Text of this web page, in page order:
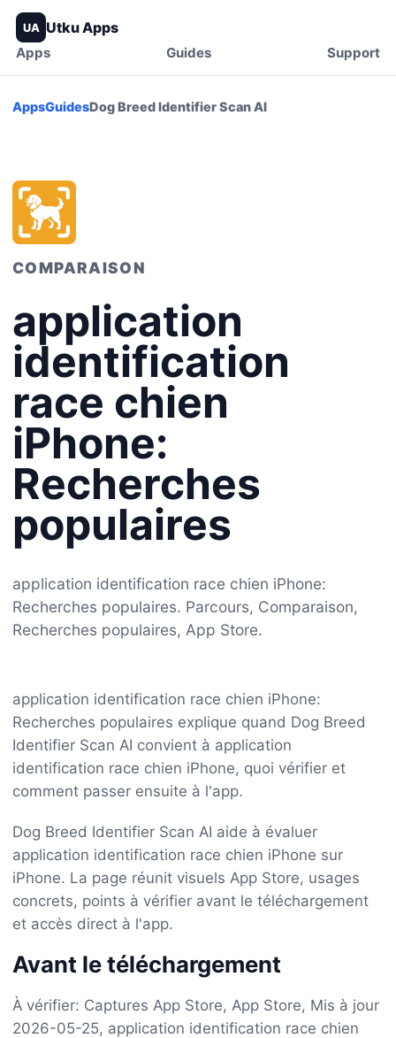
UA Utku Apps
Apps Guides Support
AppsGuidesDog Breed Identifier Scan AI
COMPARAISON
application
identification
race chien
iPhone:
Recherches
populaires
application identification race chien iPhone:
Recherches populaires. Parcours, Comparaison,
Recherches populaires, App Store.
application identification race chien iPhone:
Recherches populaires explique quand Dog Breed
Identifier Scan AI convient à application
identification race chien iPhone, quoi vérifier et
comment passer ensuite à l'app.
Dog Breed Identifier Scan AI aide à évaluer
application identification race chien iPhone sur
iPhone. La page réunit visuels App Store, usages
concrets, points à vérifier avant le téléchargement
et accès direct à l'app.
Avant le téléchargement
À vérifier: Captures App Store, App Store, Mis à jour
2026-05-25, application identification race chien